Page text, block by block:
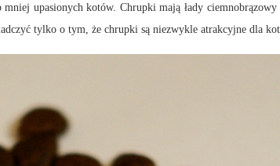
upasionych kotów. Chrupki mają łady
tylko o tym, że chrupki są niezwykle atrakcyjne dla